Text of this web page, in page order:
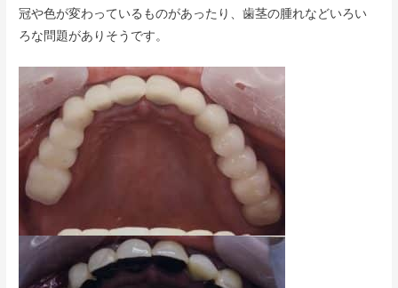
冠や色が変わっているものがあったり、歯茎の腫れなどいろい
ろな問題がありそうです。